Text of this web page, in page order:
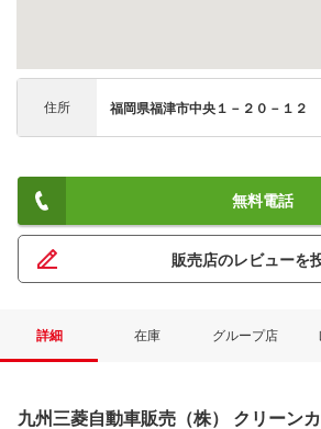
住所 福岡県福津市中央１－２０－１２
無料電話
販売店のレビューを
詳細 在庫 グループ店
九州三菱自動車販売（株） クリーン